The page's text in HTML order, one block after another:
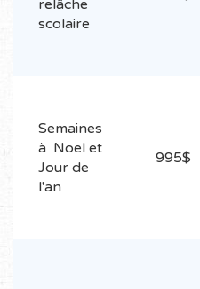
relâche
scolaire
Semaines
à Noel et
Jour de
l'an
995$